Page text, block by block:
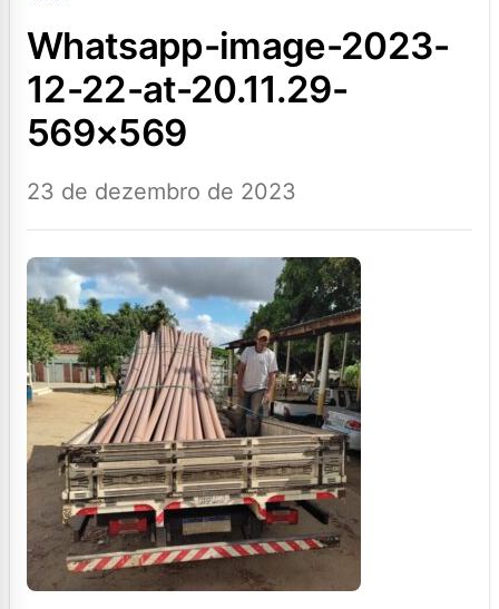
whatsapp-image-2023-
12-22-at-20.11.29-
569×569
23 de dezembro de 2023